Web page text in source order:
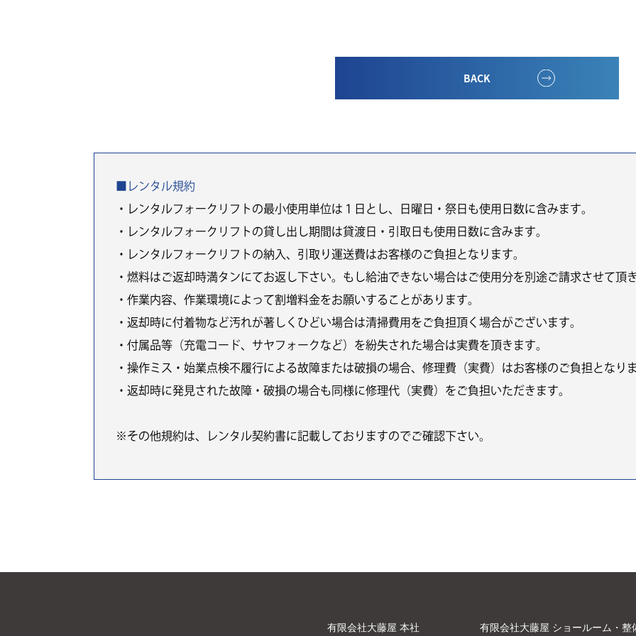
BACK
■レンタル規約
・レンタルフォークリフトの最小使用単位は１日とし、日曜日・祭日も使用日数に含みます。
・レンタルフォークリフトの貸し出し期間は貸渡日・引取日も使用日数に含みます。
・レンタルフォークリフトの納入、引取り運送費はお客様のご負担となります。
・燃料はご返却時満タンにてお返し下さい。もし給油できない場合はご使用分を別途ご請求させて頂
・作業内容、作業環境によって割増料金をお願いすることがあります。
・返却時に付着物など汚れが著しくひどい場合は清掃費用をご負担頂く場合がございます。
・付属品等（充電コード、サヤフォークなど）を紛失された場合は実費を頂きます。
・操作ミス・始業点検不履行による故障または破損の場合、修理費（実費）はお客様のご負担となり
・返却時に発見された故障・破損の場合も同様に修理代（実費）をご負担いただきます。
※その他規約は、レンタル契約書に記載しておりますのでご確認下さい。
有限会社大藤屋 本社 有限会社大藤屋 ショールーム・整